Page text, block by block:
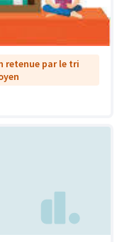
retenue par le tri